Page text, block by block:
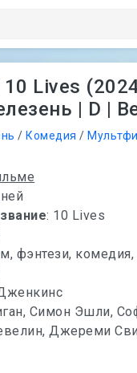
Lives
| D |
/Комедия /
: 10 Lives
фэнтези,
Симон Эшли,
Джереми